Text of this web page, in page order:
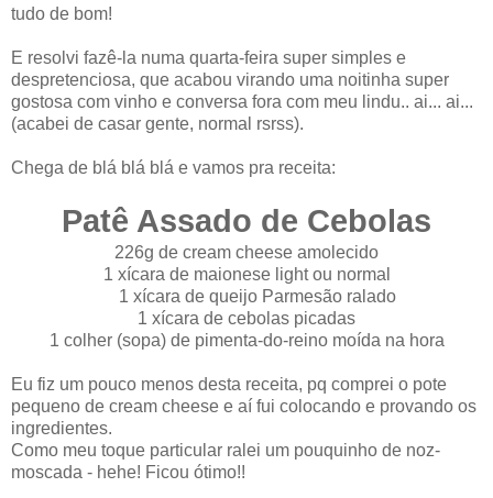
tudo de bom!
E resolvi fazê-la numa quarta-feira super simples e
despretenciosa, que acabou virando uma noitinha super
gostosa com vinho e conversa fora com meu lindu.. ai... ai...
(acabei de casar gente, normal rsrss).
Chega de blá blá blá e vamos pra receita:
Patê Assado de Cebolas
226g de cream cheese amolecido
1 xícara de maionese light ou normal
1 xícara de queijo Parmesão ralado
1 xícara de cebolas picadas
1 colher (sopa) de pimenta-do-reino moída na hora
Eu fiz um pouco menos desta receita, pq comprei o pote
pequeno de cream cheese e aí fui colocando e provando os
ingredientes.
Como meu toque particular ralei um pouquinho de noz-
moscada - hehe! Ficou ótimo!!